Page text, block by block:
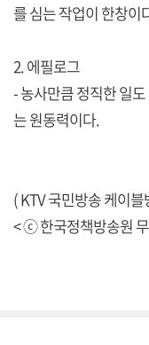
를 심는 작업이 한창이
2. 에필로그
- 농사만큼 정직한 일
는 원동력이다.
( KTV 국민방송 케이
< ⓒ 한국정책방송원